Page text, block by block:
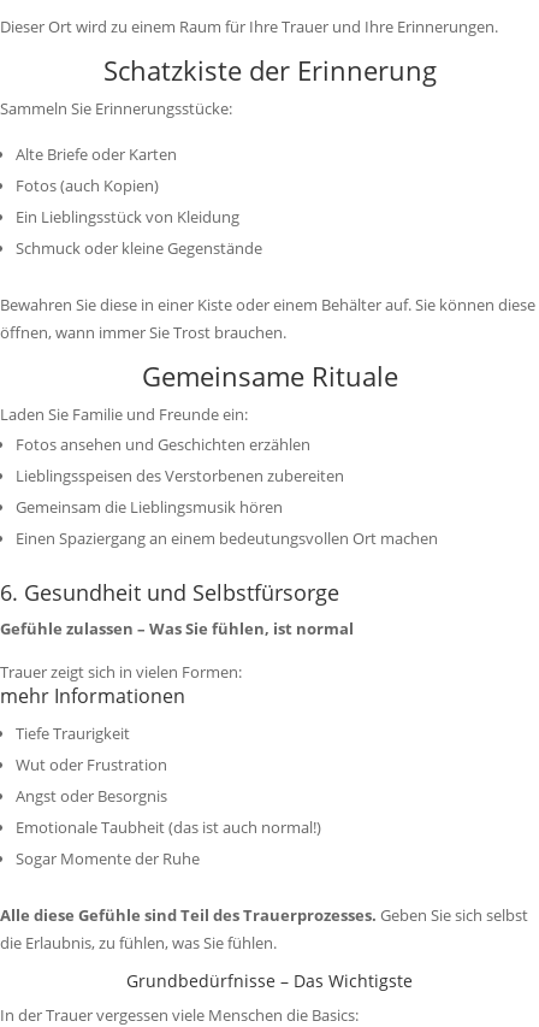
Dieser Ort wird zu einem Raum für Ihre Trauer und Ihre Erinnerungen.
Schatzkiste der Erinnerung
Sammeln Sie Erinnerungsstücke:
Alte Briefe oder Karten
Fotos (auch Kopien)
Ein Lieblingsstück von Kleidung
Schmuck oder kleine Gegenstände
Bewahren Sie diese in einer Kiste oder einem Behälter auf. Sie können diese
öffnen, wann immer Sie Trost brauchen.
Gemeinsame Rituale
Laden Sie Familie und Freunde ein:
Fotos ansehen und Geschichten erzählen
Lieblingsspeisen des Verstorbenen zubereiten
Gemeinsam die Lieblingsmusik hören
Einen Spaziergang an einem bedeutungsvollen Ort machen
6. Gesundheit und Selbstfürsorge
Gefühle zulassen – Was Sie fühlen, ist normal
Trauer zeigt sich in vielen Formen:
mehr Informationen
Tiefe Traurigkeit
Wut oder Frustration
Angst oder Besorgnis
Emotionale Taubheit (das ist auch normal!)
Sogar Momente der Ruhe
Alle diese Gefühle sind Teil des Trauerprozesses. Geben Sie sich selbst
die Erlaubnis, zu fühlen, was Sie fühlen.
Grundbedürfnisse – Das Wichtigste
In der Trauer vergessen viele Menschen die Basics: